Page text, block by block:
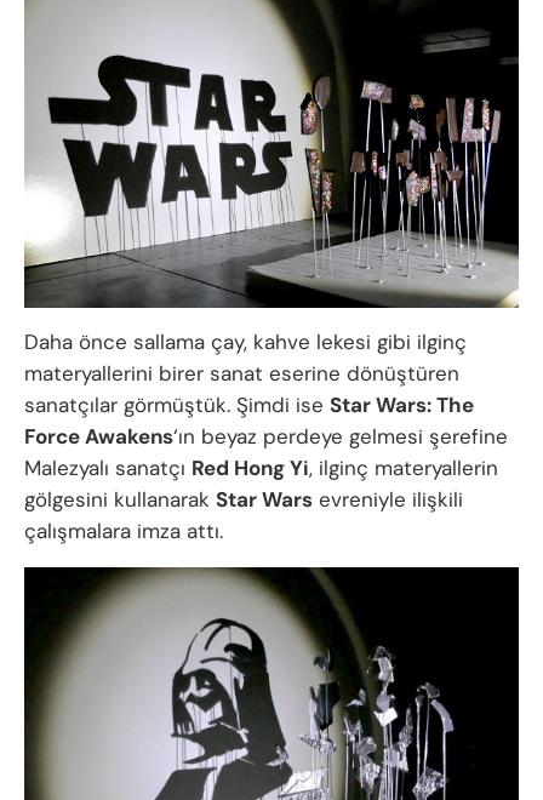
Daha önce sallama çay, kahve lekesi gibi ilginç
materyallerini birer sanat eserine dönüştüren
sanatçılar görmüştük. Şimdi ise Star Wars: The
Force Awakens‘ın beyaz perdeye gelmesi şerefine
Malezyalı sanatçı Red Hong Yi, ilginç materyallerin
gölgesini kullanarak Star Wars evreniyle ilişkili
çalışmalara imza attı.